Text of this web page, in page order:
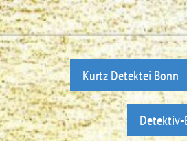
Kurtz Detektei Bonn
Detektiv-